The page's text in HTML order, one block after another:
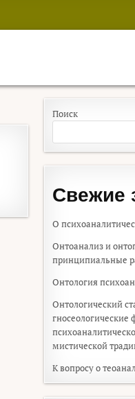
Поиск
Свежие
О
Онтоанализ и
принципиальные
Онтология
Онтологический
гносеологические
мистической
К вопросу о